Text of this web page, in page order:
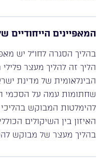
המאפיינים הייחודיים
בהליך הסגרה לחו”ל יש
הליך זה להליך מעצר פלילי
הבינלאומית של מדינת
שחתומות עמה על הסכמי
להימלטות המבוקש
האיזון בין השיקולים
בהליך מעצר של מבוקש